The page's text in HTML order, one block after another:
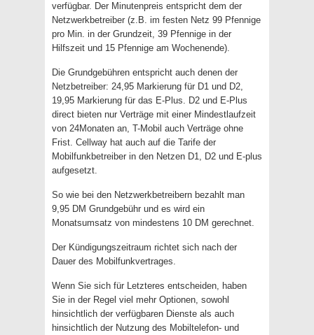
verfügbar. Der Minutenpreis entspricht dem der
Netzwerkbetreiber (z.B. im festen Netz 99 Pfennige
pro Min. in der Grundzeit, 39 Pfennige in der
Hilfszeit und 15 Pfennige am Wochenende).
Die Grundgebühren entspricht auch denen der
Netzbetreiber: 24,95 Markierung für D1 und D2,
19,95 Markierung für das E-Plus. D2 und E-Plus
direct bieten nur Verträge mit einer Mindestlaufzeit
von 24Monaten an, T-Mobil auch Verträge ohne
Frist. Cellway hat auch auf die Tarife der
Mobilfunkbetreiber in den Netzen D1, D2 und E-plus
aufgesetzt.
So wie bei den Netzwerkbetreibern bezahlt man
9,95 DM Grundgebühr und es wird ein
Monatsumsatz von mindestens 10 DM gerechnet.
Der Kündigungszeitraum richtet sich nach der
Dauer des Mobilfunkvertrages.
Wenn Sie sich für Letzteres entscheiden, haben
Sie in der Regel viel mehr Optionen, sowohl
hinsichtlich der verfügbaren Dienste als auch
hinsichtlich der Nutzung des Mobiltelefon- und